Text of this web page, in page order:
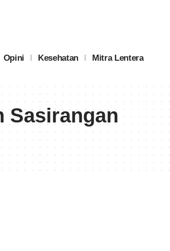
Opini Kesehatan Mitra Lentera
Sasirangan